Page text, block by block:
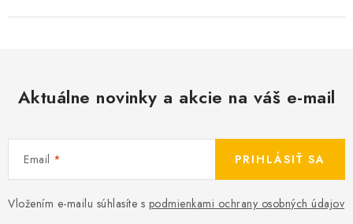
Aktuálne novinky a akcie na váš e-mail
Email
Vložením e-mailu súhlasíte s podmienkami ochrany osobných údajov
PRIHLÁSIŤ SA